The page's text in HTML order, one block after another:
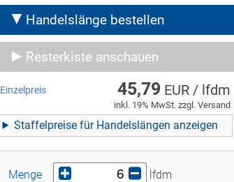
Handelslänge bestellen
Resterkiste anschauen
Einzelpreis 45,79 EUR / lfdm
inkl. 19% MwSt. zzgl. Versand
Staffelpreise für Handelslängen
Menge lfdm